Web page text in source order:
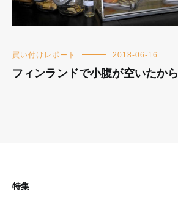
買い付けレポート 2018-06-16
フィンランドで小腹が空いたから
特集